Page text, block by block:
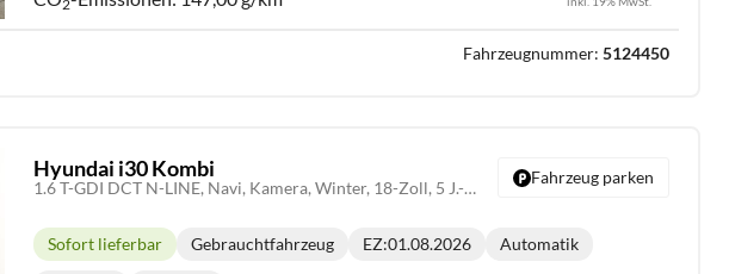
2
Fahrzeugnummer: 5124450
Hyundai i30 Kombi
1.6 T-GDI DCT N-LINE, Navi, Kamera, Winter, 18-Zoll, 5 J.-Garantie
Lieferzeit:
Sofort lieferbar Gebrauchtfahrzeug EZ:01.08.2026
Getriebe:
Automatik
Fahrzeug parken